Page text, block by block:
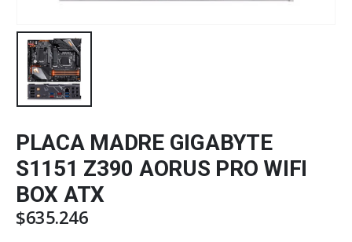
PLACA MADRE GIGABYTE
S1151 Z390 AORUS PRO WIFI
BOX ATX
$635.246